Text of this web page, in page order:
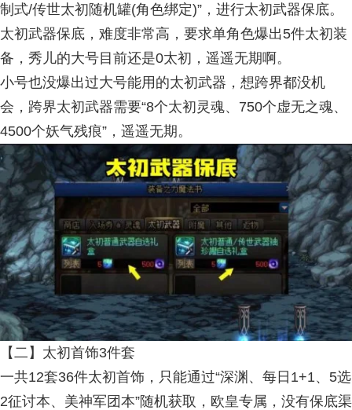
制式/传世太初随机罐(角色绑定)”，进行太初武器保底。
太初武器保底，难度非常高，要求单角色爆出5件太初装
备，秀儿的大号目前还是0太初，遥遥无期啊。
小号也没爆出过大号能用的太初武器，想跨界都没机
会，跨界太初武器需要“8个太初灵魂、750个虚无之魂、
4500个妖气残痕”，遥遥无期。
【二】太初首饰3件套
一共12套36件太初首饰，只能通过“深渊、每日1+1、5选
2征讨本、美神军团本”随机获取，欧皇专属，没有保底渠